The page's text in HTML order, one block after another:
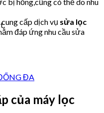
cung cấp dịch vụ sửa lọc
đáp ứng nhu cầu sửa
ĐA
của máy lọc